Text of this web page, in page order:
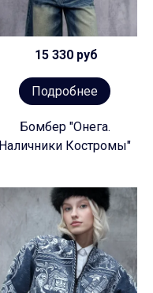
15 330 руб
Подробнее
Бомбер "Онега.
Наличники Костромы"